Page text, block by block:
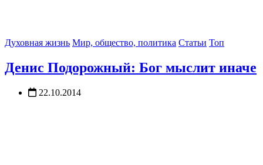
Духовная жизнь Мир, общество, политика Статьи Топ
Денис Подорожный: Бог мыслит иначе
22.10.2014